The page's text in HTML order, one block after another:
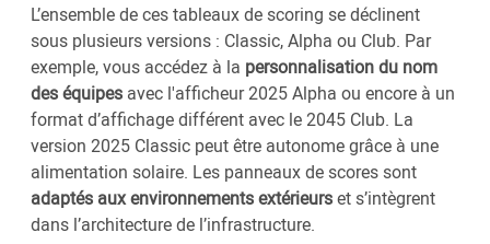
L’ensemble de ces tableaux de scoring se déclinent
sous plusieurs versions : Classic, Alpha ou Club. Par
exemple, vous accédez à la personnalisation du nom
des équipes avec l'afficheur 2025 Alpha ou encore à un
format d’affichage différent avec le 2045 Club. La
version 2025 Classic peut être autonome grâce à une
alimentation solaire. Les panneaux de scores sont
adaptés aux environnements extérieurset s’intègrent
dans l’architecture de l’infrastructure.